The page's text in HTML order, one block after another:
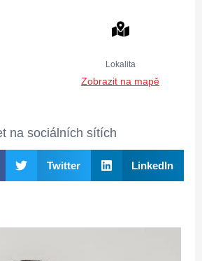
Lokalita
Zobrazit na mapě
na sociálních sítích
Twitter LinkedIn